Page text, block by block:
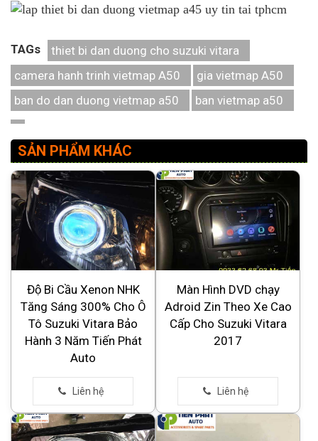
TAGs
thiet bi dan duong cho suzuki vitara
camera hanh trinh vietmap A50
gia vietmap A50
ban do dan duong vietmap a50
ban vietmap a50
SẢN PHẨM KHÁC
Độ Bi Cầu Xenon NHK
Tăng Sáng 300% Cho Ô
Tô Suzuki Vitara Bảo
Hành 3 Năm Tiến Phát
Auto
Màn Hình DVD chạy
Adroid Zin Theo Xe Cao
Cấp Cho Suzuki Vitara
2017